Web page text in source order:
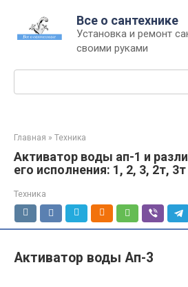
контенту
Все о сантехнике
Установка и ремонт
своими руками
Главная » Техника
Активатор воды ап-1 и
его исполнения: 1, 2, 3, 2т, 3т
Техника
Активатор воды Ап-3